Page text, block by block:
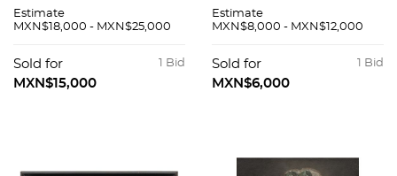
XVIII. Óleo sobre
Estimate
MXN$18,000 - MXN$25,000
1 Bid
Sold for
MXN$15,000
CABALLERO. Óleo
fechado al frente “D.
del Valle 95.”
Estimate
MXN$8,000 - MXN$12,000
1 Bid
Sold for
MXN$6,000